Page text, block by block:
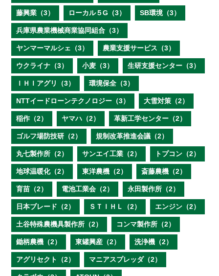
藤興業（3） ローカル５G（3） SB環境（3）
兵庫県農業機械商業協同組合（3）
ヤンマーマルシェ（3） 農業支援サービス（3）
ウクライナ（3） 小麦（3） 生研支援センター（3）
ＩＨＩアグリ（3） 環境保全（3）
NTTイードローンテクノロジー（3） 大雪対策（2）
稲作（2） ヤマハ（2） 革新工学センター（2）
ゴルフ場防技研（2） 規制改革推進会議（2）
丸七製作所（2） サンエイ工業（2） トプコン（2）
地球温暖化（2） 東洋農機（2） 斎藤農機（2）
育苗（2） 電池工業会（2） 永田製作所（2）
日本ブレード（2） ＳＴＩＨＬ（2） エンジン（2）
土谷特殊農機具製作所（2） コンマ製作所（2）
鋤柄農機（2） 東罐興産（2） 洗浄機（2）
アグリセクト（2） マニアスプレッダ（2）